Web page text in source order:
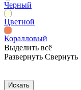
Черный
Цветной
Коралловый
Выделить всё
Развернуть Свернуть